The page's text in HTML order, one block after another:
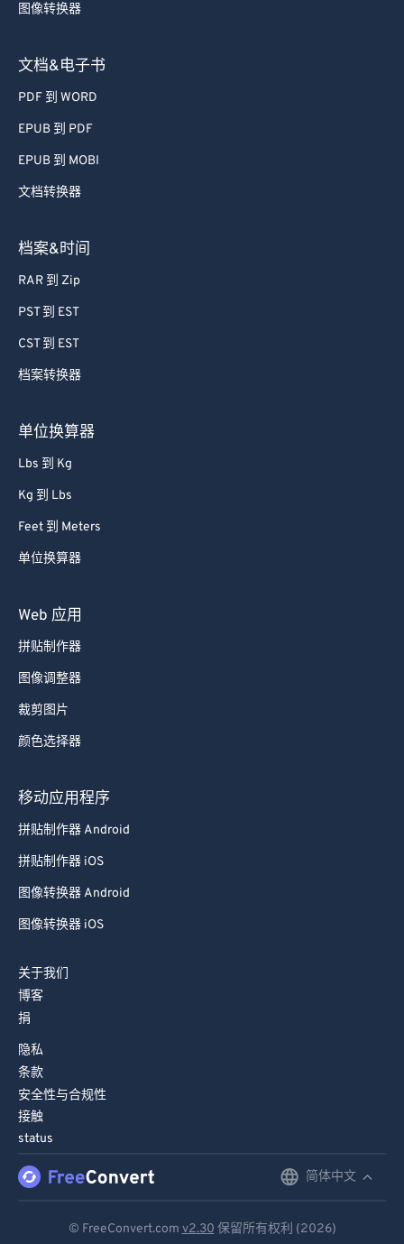
图像转换器
文档&电子书
PDF 到 WORD
EPUB 到 PDF
EPUB 到 MOBI
文档转换器
档案&时间
RAR 到 Zip
PST 到 EST
CST 到 EST
档案转换器
单位换算器
Lbs 到 Kg
Kg 到 Lbs
Feet 到 Meters
单位换算器
Web 应用
拼贴制作器
图像调整器
裁剪图片
颜色选择器
移动应用程序
拼贴制作器 Android
拼贴制作器 iOS
图像转换器 Android
图像转换器 iOS
关于我们
博客
捐
隐私
条款
安全性与合规性
接触
status
简体中文
© FreeConvert.com v2.30 保留所有权利 (2026)